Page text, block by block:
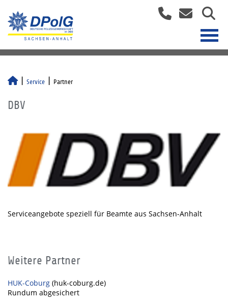
Service Partner
DBV
Serviceangebote speziell für Beamte aus Sachsen-Anhalt
Weitere Partner
HUK-Coburg (huk-coburg.de)
Rundum abgesichert